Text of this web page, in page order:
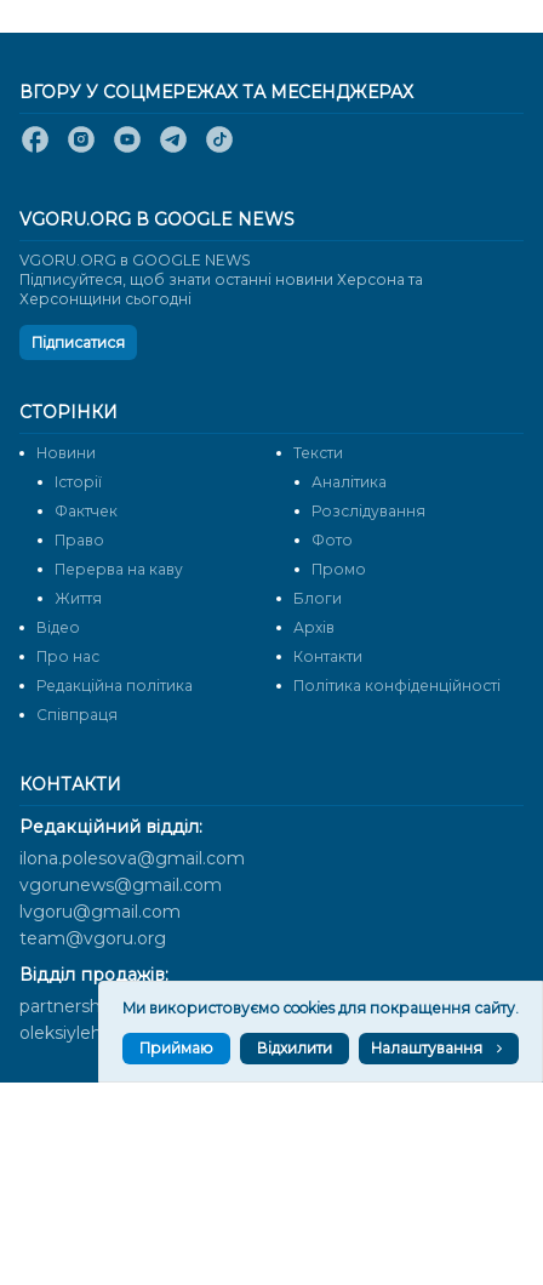
КОНТАКТИ
Редакційний відділ:
ilona.polesova@gmail.com
vgorunews@gmail.com
lvgoru@gmail.com
team@vgoru.org
Відділ продажів:
partnership@vgoru.org
oleksiylehen@vgoru.org
СТОРІНКИ
Новини
Тексти
Історії
Аналітика
Фактчек
Розслідування
Право
Фото
Перерва на каву
Промо
Життя
Блоги
Відео
Архів
Про нас
Контакти
Редакційна політика
Політика конфіденційності
Cпівпраця
ВГОРУ У СОЦМЕРЕЖАХ ТА МЕСЕНДЖЕРАХ
VGORU.ORG В GOOGLE NEWS
VGORU.ORG в GOOGLE NEWS
Підписуйтеся, щоб знати останні новини Херсона та
Херсонщини сьогодні
Підписатися
Ми використовуємо cookies для покращення сайту.
Приймаю Відхилити Налаштування